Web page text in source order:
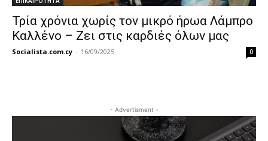
Τρία χρόνια χωρίς τον μικρό ήρωα Λάμπρο
Καλλένο – Ζει στις καρδιές όλων μας
Socialista.com.cy - 16/09/2025 0
- Advertisment -